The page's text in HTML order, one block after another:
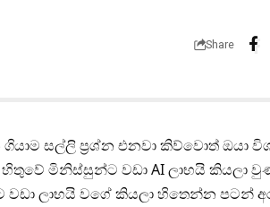
Share
සල්ලි ප්‍රශ්න එනවා කිව්වොත් ඔයා
මිනිස්සුන්ට වඩා AI ලාභයි කියලා
වඩා ලාභයි වගේ කියලා හිතෙන්න පටන්